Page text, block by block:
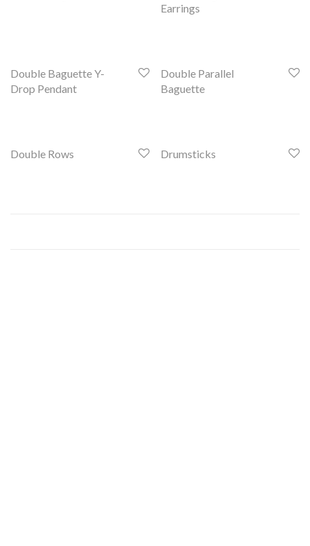
Earrings
Double Baguette Y-
Drop Pendant
Double Parallel
Baguette
Double Rows Drumsticks